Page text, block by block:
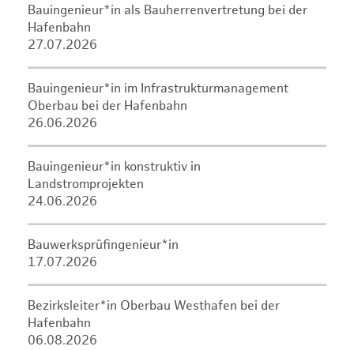
Bauingenieur*in als Bauherrenvertretung bei der
Hafenbahn
27.07.2026
Bauingenieur*in im Infrastrukturmanagement
Oberbau bei der Hafenbahn
26.06.2026
Bauingenieur*in konstruktiv in
Landstromprojekten
24.06.2026
Bauwerksprüfingenieur*in
17.07.2026
Bezirksleiter*in Oberbau Westhafen bei der
Hafenbahn
06.08.2026